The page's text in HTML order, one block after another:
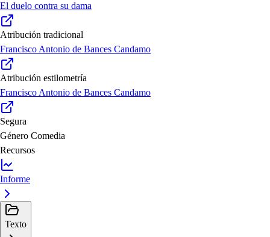
El duelo contra su dama
Atribución tradicional
Francisco Antonio de Bances Candamo
Atribución estilometría
Francisco Antonio de Bances Candamo
Segura
Género Comedia
Recursos
Informe
Texto